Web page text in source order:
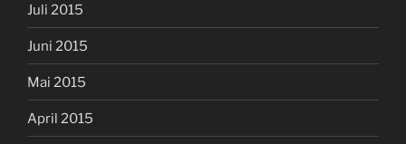
Juli 2015
Juni 2015
Mai 2015
April 2015